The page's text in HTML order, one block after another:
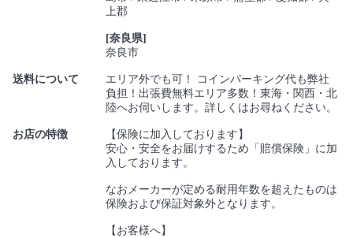
上郡
[奈良県]
奈良市
送料について
エリア外でも可！ コインパーキング代も弊社
負担！出張費無料エリア多数！東海・関西・北
陸へお伺いします。詳しくはお尋ねください。
お店の特徴
【保険に加入しております】
安心・安全をお届けするため「賠償保険」に加
入しております。
なおメーカーが定める耐用年数を超えたものは
保険および保証対象外となります。
【お客様へ】